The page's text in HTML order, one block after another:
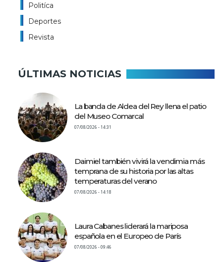
Politíca
Deportes
Revista
ÚLTIMAS NOTICIAS
La banda de Aldea del Rey llena el patio
del Museo Comarcal
07/08/2026 - 14:31
Daimiel también vivirá la vendimia más
temprana de su historia por las altas
temperaturas del verano
07/08/2026 - 14:18
Laura Cabanes liderará la mariposa
española en el Europeo de París
07/08/2026 - 09:46